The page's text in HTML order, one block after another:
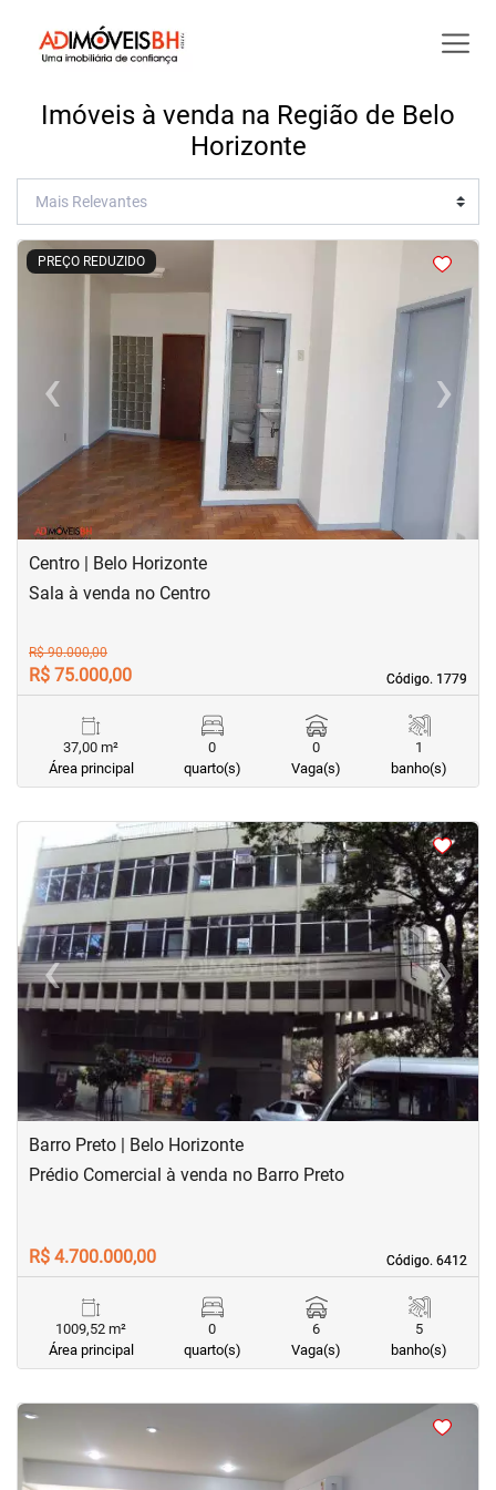
Imóveis à venda na Região de Belo
Horizonte
PREÇO REDUZIDO
< <<<
‹Previous ›Next
Centro | Belo Horizonte
Código. 1779
Código. 1779
Sala à venda no Centro
R$ 90.000,00
R$ 75.000,00
37,00 m²
Área principal
0
quarto(s)
0
Vaga(s)
1
banho(s)
<
‹Previous ›Next
Barro Preto | Belo Horizonte
Código. 6412
Código. 6412
Prédio Comercial à venda no Barro Preto
R$ 4.700.000,00
1009,52 m²
Área principal
0
quarto(s)
6
Vaga(s)
5
banho(s)
<<